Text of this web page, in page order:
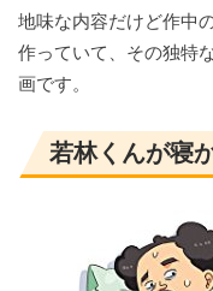
地味な内容だけど作中
作っていて、その独特
画です。
若林くんが寝